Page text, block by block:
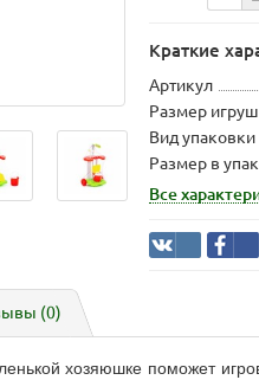
Краткие
Артикул
Размер
Вид упаковки
Размер в
Все
(0)
хозяюшке поможет